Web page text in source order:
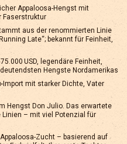
Appaloosa-Hengst mit
Faserstruktur
aus der renommierten Linie
Late“; bekannt für Feinheit,
USD, legendäre Feinheit,
Hengste Nordamerikas
Import mit starker Dichte, Vater
Hengst Don Julio. Das erwartete
Linien – mit viel Potenzial für
Zucht – basierend auf